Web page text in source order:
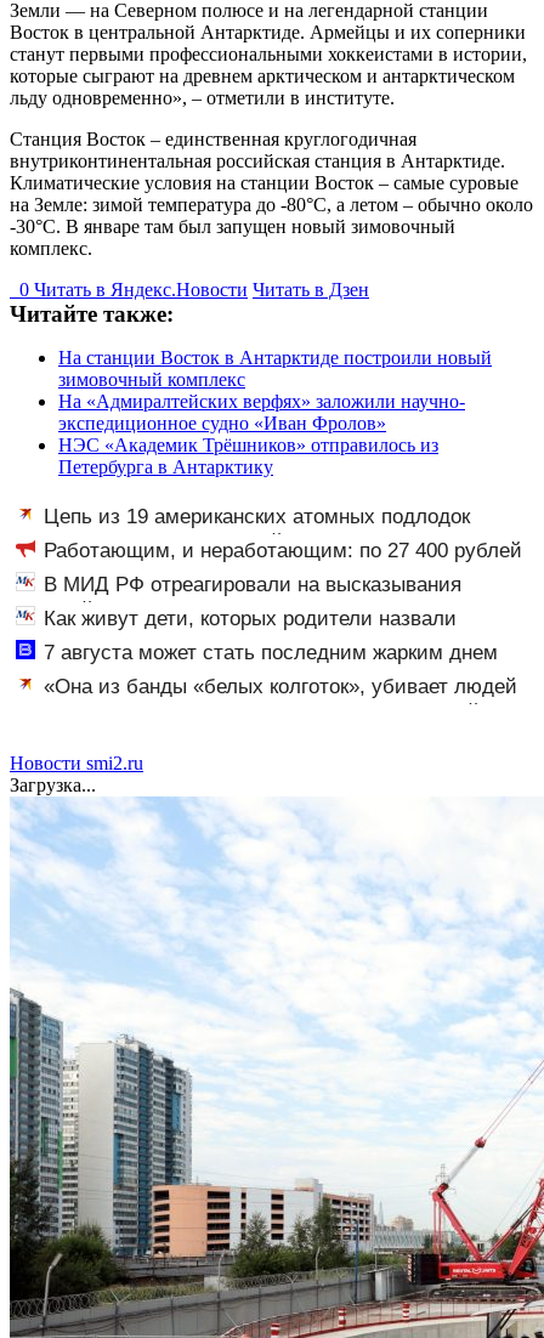
Земли — на Северном полюсе и на легендарной станции
Восток в центральной Антарктиде. Армейцы и их соперники
станут первыми профессиональными хоккеистами в истории,
которые сыграют на древнем арктическом и антарктическом
льду одновременно», – отметили в институте.
Станция Восток – единственная круглогодичная
внутриконтинентальная российская станция в Антарктиде.
Климатические условия на станции Восток – самые суровые
на Земле: зимой температура до -80°С, а летом – обычно около
-30°С. В январе там был запущен новый зимовочный
комплекс.
0 Читать в Яндекс.Новости Читать в Дзен
Читайте также:
На станции Восток в Антарктиде построили новый
зимовочный комплекс
На «Адмиралтейских верфях» заложили научно-
экспедиционное судно «Иван Фролов»
НЭС «Академик Трёшников» отправилось из
Петербурга в Антарктику
Цепь из 19 американских атомных подлодок
«окружает» Россию и Китай: это инструмент первого
массированного удара
Работающим, и неработающим: по 27 400 рублей
вручат пенсионерам в сентябре - PrimaMedia.ru
В МИД РФ отреагировали на высказывания
властей Японии про атаку на Хиросиму
Как живут дети, которых родители назвали
диковинными именами?
7 августа может стать последним жарким днем
этого лета в Москве - Новости на Вести.ru
«Она из банды «белых колготок», убивает людей
бактериями»: Отшельник-«император», который
лет колонии
Новости smi2.ru
Загрузка...